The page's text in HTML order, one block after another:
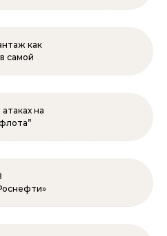
как
самой
на